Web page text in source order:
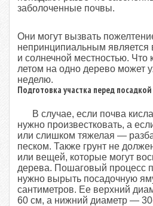
заболоченные почвы.
Они могут вызвать
непринципиальным
и солнечной местностью. Что
летом на одно дерево может
неделю.
Подготовка участка перед посадкой
В случае, если почва
нужно произвестковать, а
или слишком тяжелая —
песком. Также грунт не
или вещей, которые могут
дерева. Пошаговый процесс
нужно вырыть посадочную
сантиметров. Ее верхний
60 см, а нижний диаметр —